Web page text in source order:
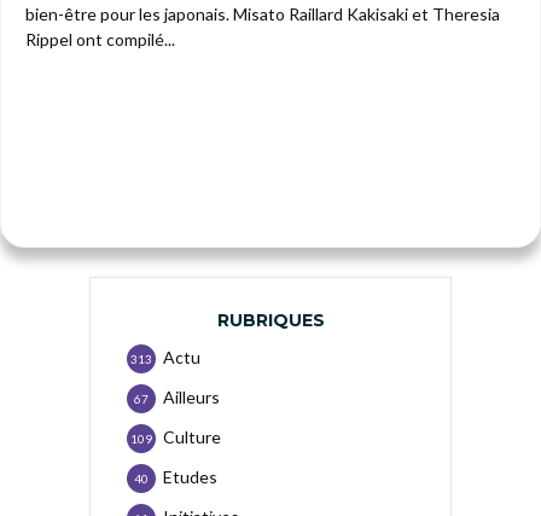
bien-être pour les japonais. Misato Raillard Kakisaki et Theresia
Rippel ont compilé...
RUBRIQUES
Actu
313
Ailleurs
67
Culture
109
Etudes
40